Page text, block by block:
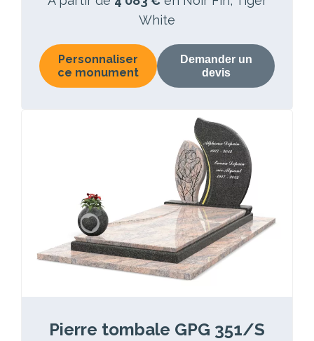
White
Personnaliser
ce monument
Demander un
devis
Pierre tombale GPG 351/S